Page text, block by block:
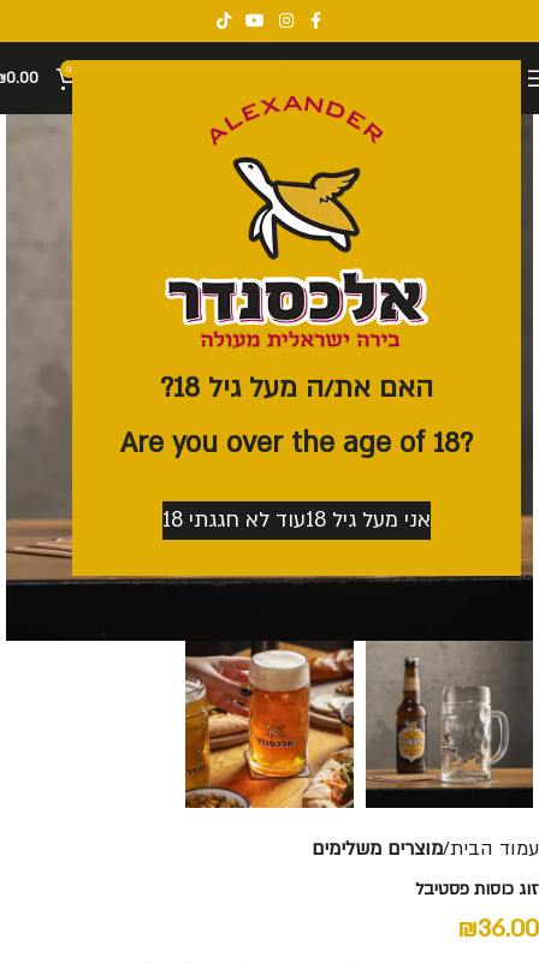
האם את/ה מעל גיל 18?
?Are you over the age of 18
אני מעל גיל 18 עוד לא חגגתי 18
0
0.00
עמוד הבית מוצרים משלימים
זוג כוסות פסטיבל
₪36.00